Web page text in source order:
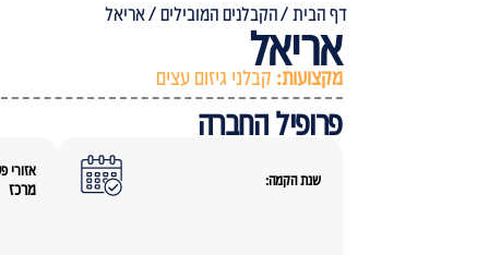
דף הבית /הקבלנים המובילים /אריאל
אריאל
מקצועות: קבלני גיזום עצים
פרופיל החברה
שנת הקמה:
אזורי
מרכז